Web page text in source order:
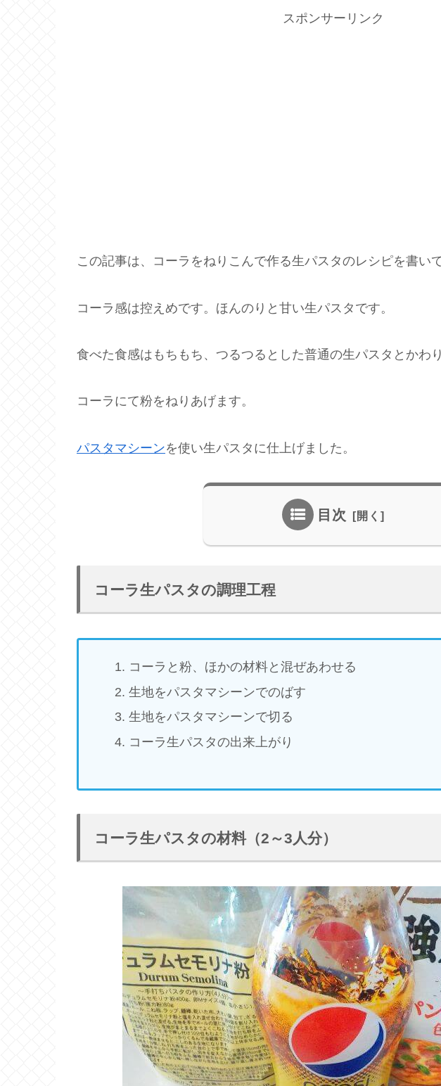
スポンサーリンク
この記事は、コーラをねりこんで作る生パスタのレシピを書い
コーラ感は控えめです。ほんのりと甘い生パスタです。
食べた食感はもちもち、つるつるとした普通の生パスタとかわり
コーラにて粉をねりあげます。
パスタマシーンを使い生パスタに仕上げました。
目次
コーラ生パスタの調理工程
コーラと粉、ほかの材料と混ぜあわせる
生地をパスタマシーンでのばす
生地をパスタマシーンで切る
コーラ生パスタの出来上がり
コーラ生パスタの材料（2～3人分）